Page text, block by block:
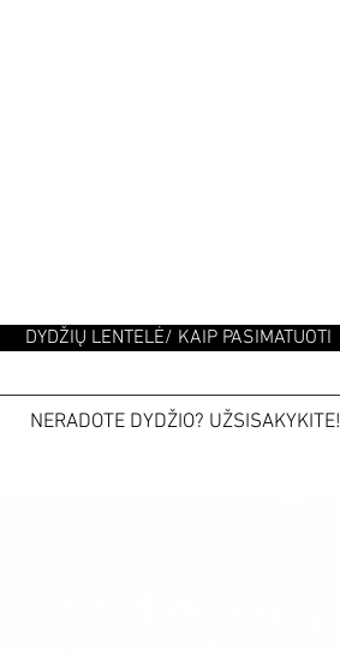
DYDŽIŲ LENTELĖ/ KAIP PASIMATUOTI
NERADOTE DYDŽIO? UŽSISAKYKITE!